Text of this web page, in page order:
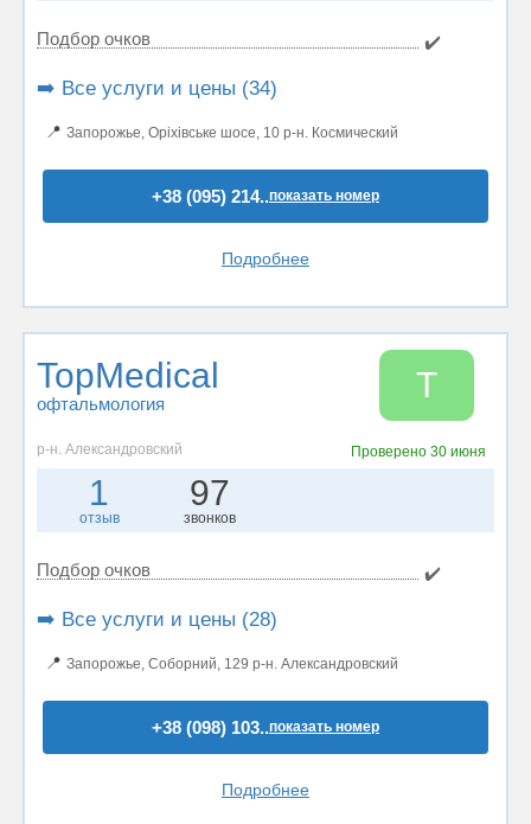
Подбор очков ✔️
➡️ Все услуги и цены (34)
📍 Запорожье, Оріхівське шосе, 10 р-н. Космический
+38 (095) 214..показать номер
Подробнее
TopMedical
офтальмология T
р-н. Александровский Проверено 30 июня
1
отзыв
97
звонков
Подбор очков ✔️
➡️ Все услуги и цены (28)
📍 Запорожье, Соборний, 129 р-н. Александровский
+38 (098) 103..показать номер
Подробнее